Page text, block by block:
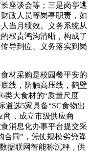
座谈会等；三是岗亭逃
政人员等岗亭职责，如
当月绩效。义务系统从
权责鸿沟清晰，构成了
导到位、义务落实到岗
材采购是校园餐平安的
线，防触高压线，鹤壁
类大食材的“质量尺度
遴选5家具备“SC食物出
商，成立市级供应商
消息化办事平台提交采
合同”，凭仗规模劣势降
据联网智能称沉秤，供